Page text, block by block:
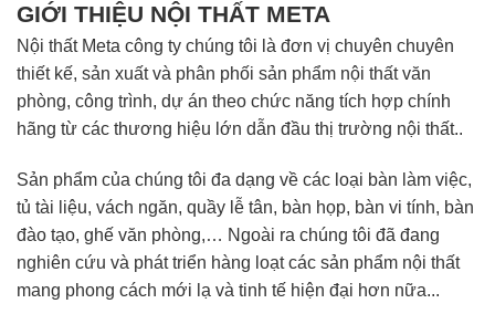
GIỚI THIỆU NỘI THẤT META
Nội thất Meta công ty chúng tôi là đơn vị chuyên chuyên
thiết kế, sản xuất và phân phối sản phẩm nội thất văn
phòng, công trình, dự án theo chức năng tích hợp chính
hãng từ các thương hiệu lớn dẫn đầu thị trường nội thất..
Sản phẩm của chúng tôi đa dạng về các loại bàn làm việc,
tủ tài liệu, vách ngăn, quầy lễ tân, bàn họp, bàn vi tính, bàn
đào tạo, ghế văn phòng,… Ngoài ra chúng tôi đã đang
nghiên cứu và phát triển hàng loạt các sản phẩm nội thất
mang phong cách mới lạ và tinh tế hiện đại hơn nữa...